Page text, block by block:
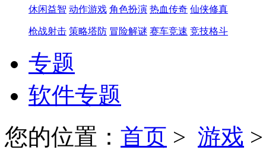
休闲益智 动作游戏 角色扮演 热血传奇 仙侠修真
枪战射击 策略塔防 冒险解谜 赛车竞速 竞技格斗
专题
软件专题
您的位置： 首页 > 游戏